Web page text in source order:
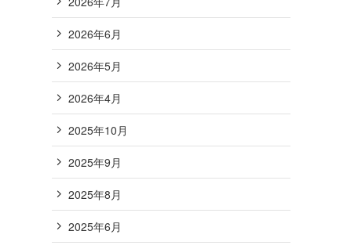
2026年6月
2026年5月
2026年4月
2025年10月
2025年9月
2025年8月
2025年6月